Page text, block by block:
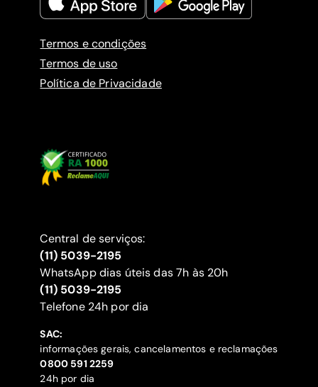
Termos e condições
Termos de uso
Política de Privacidade
Central de serviços:
(11) 5039-2195
WhatsApp dias úteis das 7h às 20h
(11) 5039-2195
‍Telefone 24h por dia
SAC:
informações gerais, cancelamentos e reclamações
‍0800 591 2259
24h por dia